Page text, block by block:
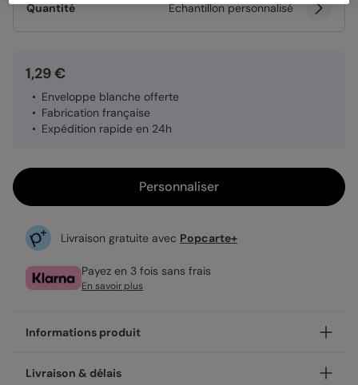
Quantité Échantillon personnalisé
1,29 €
Enveloppe blanche offerte
Fabrication française
Expédition rapide en 24h
Personnaliser
Livraison gratuite avec Popcarte+
Payez en 3 fois sans frais
En savoir plus
Informations produit
Personnalisez votre remerciements baptême Floral
Livraison & délais